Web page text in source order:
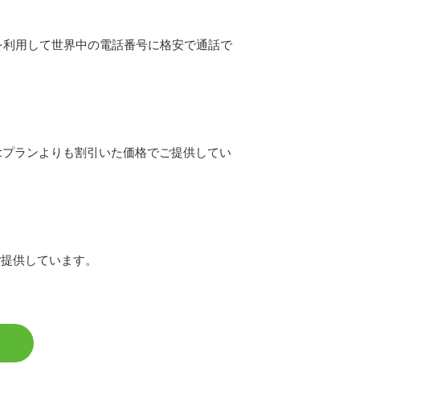
用して世界中の電話番号に格安で通話で
ランよりも割引いた価格でご提供してい
供しています。